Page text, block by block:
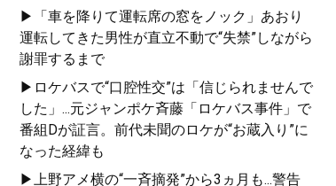
▶「車を降りて運転席の窓をノック」あおり
運転してきた男性が直立不動で“失禁”しながら
謝罪するまで
▶ロケバスで“口腔性交”は「信じられませんで
した」...元ジャンポケ斉藤「ロケバス事件」で
番組Dが証言。前代未聞のロケが“お蔵入り”に
なった経緯も
▶上野アメ横の“一斉摘発”から3ヵ月も...警告